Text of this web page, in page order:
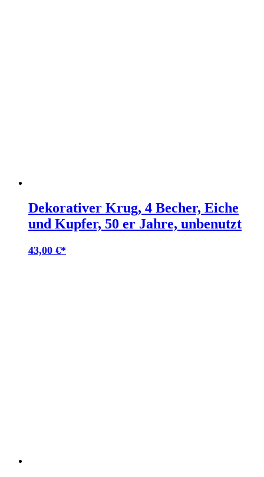
Dekorativer Krug, 4 Becher, Eiche
und Kupfer, 50 er Jahre, unbenutzt
43,00 €